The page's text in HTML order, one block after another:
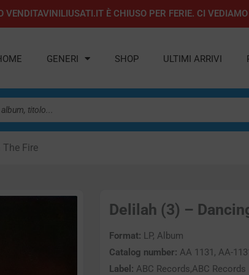
È CHIUSO PER FERIE. CI
GENERI SHOP ULTIMI ARRIVI
Fire
Delilah (3) –
Format: LP, Album
Catalog number: AA 1131, AA-
Label: ABC Records,ABC Records